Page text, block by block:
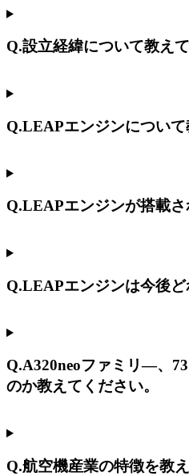
Q.設立経緯について教えて
Q.LEAPエンジンについて
Q.LEAPエンジンが搭載さ
Q.LEAPエンジンは今後ど
Q.A320neoファミリ―、
のか教えてください。
Q.航空機産業の特徴を教